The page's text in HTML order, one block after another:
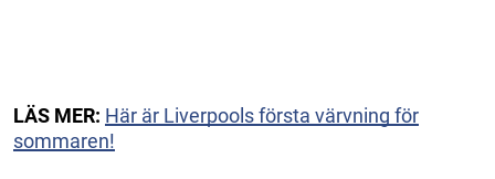
LÄS MER: Här är Liverpools första värvning för
sommaren!